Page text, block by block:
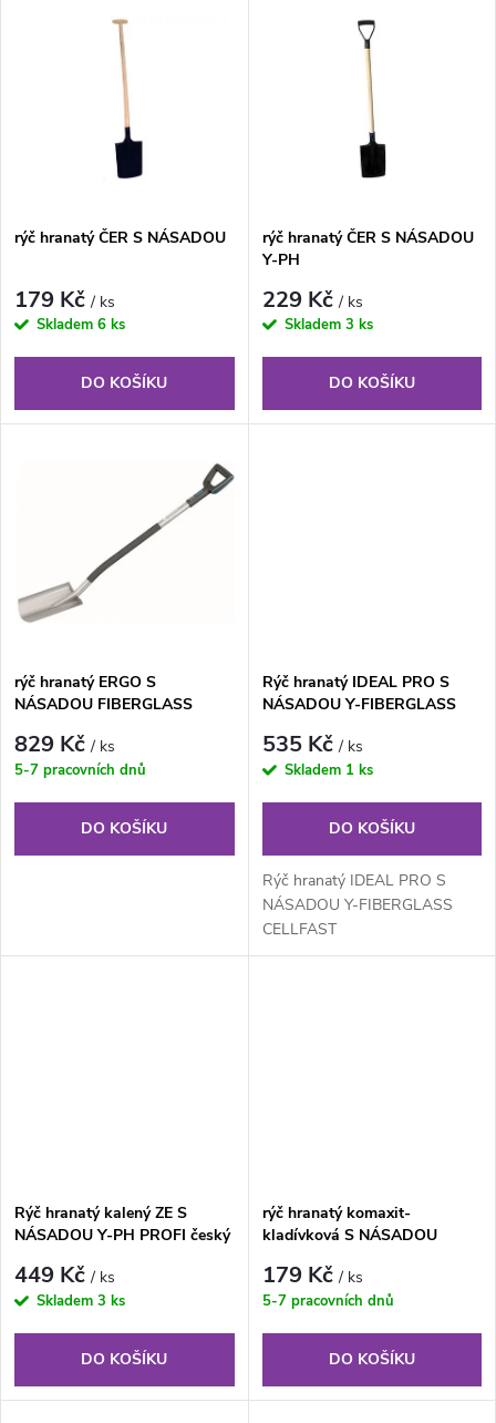
p
r
o
d
t
Nejprodávanější
s
p
r
t
ů
rýč hranatý ČER S NÁSADOU
179 Kč/ ks
Skladem 6 ks
DO KOŠÍKU
rýč hranatý ČER S NÁSADOU
Y-PH
229 Kč/ ks
Skladem 3 ks
DO KOŠÍKU
rýč hranatý ERGO S
NÁSADOU FIBERGLASS
829 Kč/ ks
5-7 pracovních dnů
DO KOŠÍKU
Rýč hranatý IDEAL PRO S
NÁSADOU Y-FIBERGLASS
535 Kč/ ks
Skladem 1 ks
DO KOŠÍKU
Rýč hranatý IDEAL PRO S
NÁSADOU Y-FIBERGLASS
CELLFAST
Rýč hranatý kalený ZE S
NÁSADOU Y-PH PROFI český
449 Kč/ ks
Skladem 3 ks
DO KOŠÍKU
rýč hranatý komaxit-
kladívková S NÁSADOU
179 Kč/ ks
5-7 pracovních dnů
DO KOŠÍKU